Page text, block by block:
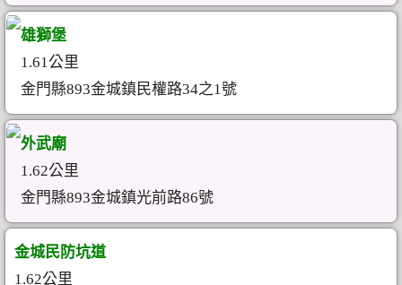
雄獅堡
1.61公里
金門縣893金城鎮民權路34之1號
外武廟
1.62公里
金門縣893金城鎮光前路86號
金城民防坑道
1.62公里